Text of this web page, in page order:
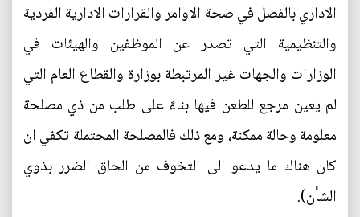
الاداري بالفصل في صحة الاوامر والقرارات الادارية الفردية
والتنظيمية التي تصدر عن الموظفين والهيئات في
الوزارات والجهات غير المرتبطة بوزارة والقطاع العام التي
لم يعين مرجع للطعن فيها بناءً على طلب من ذي مصلحة
معلومة وحالة ممكنة، ومع ذلك فالمصلحة المحتملة تكفي ان
كان هناك ما يدعو الى التخوف من الحاق الضرر بذوي
الشأن).